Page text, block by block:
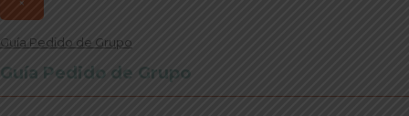
Guía Pedido de Grupo
Guía Pedido de Grupo